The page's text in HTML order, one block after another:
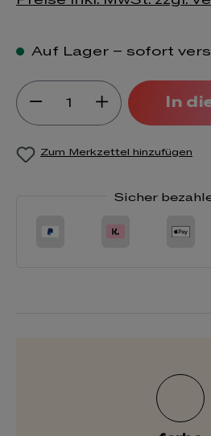
Auf Lager – sofort
Produkt Anzahl:
In
Zum Merkzettel hinzufügen
Sicher